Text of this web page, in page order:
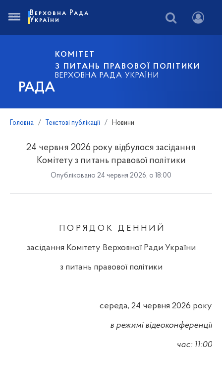
РАДА
КОМІТЕТ
З ПИТАНЬ ПРАВОВОЇ ПОЛІТИКИ
ВЕРХОВНА РАДА УКРАЇНИ
Верховна Рада
України
Головна Текстові публікації Новини
24 червня 2026 року відбулося засідання
Комітету з питань правової політики
Опубліковано 24 червня 2026, о 18:00
П О Р Я Д О К Д Е Н Н И Й
засідання Комітету Верховної Ради України
з питань правової політики
середа, 24 червня 2026 року
в режимі відеоконференції
час: 11:00